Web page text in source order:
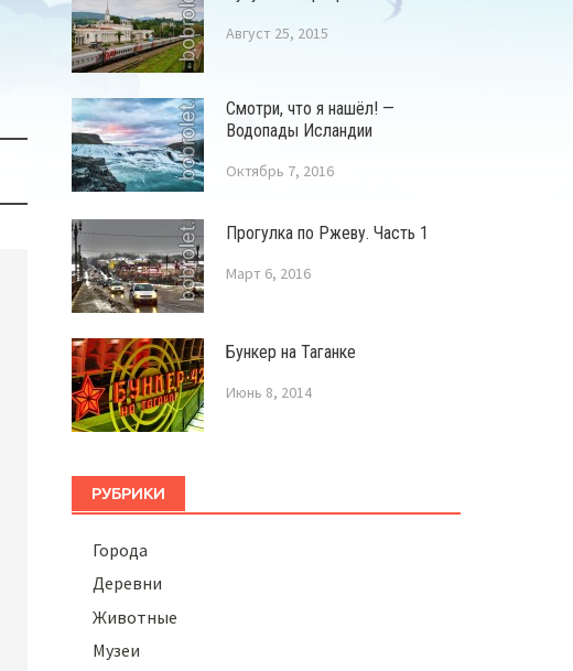
Август 25, 2015
Смотри, что я нашёл! —
Водопады Исландии
Октябрь 7, 2016
Прогулка по Ржеву. Часть 1
Март 6, 2016
Бункер на Таганке
Июнь 8, 2014
РУБРИКИ
Города
Деревни
Животные
Музеи